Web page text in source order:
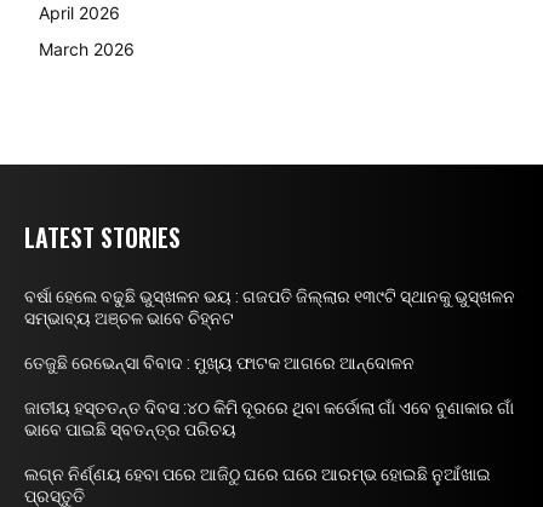
April 2026
March 2026
LATEST STORIES
ବର୍ଷା ହେଲେ ବଢୁଛି ଭୁସ୍ଖଳନ ଭୟ : ଗଜପତି ଜିଲ୍ଲାର ୧୩୯ଟି ସ୍ଥାନକୁ ଭୁସ୍ଖଳନ
ସମ୍ଭାବ୍ୟ ଅଞ୍ଚଳ ଭାବେ ଚିହ୍ନଟ
ତେଜୁଛି ରେଭେନ୍ସା ବିବାଦ : ମୁଖ୍ୟ ଫାଟକ ଆଗରେ ଆନ୍ଦୋଳନ
ଜାତୀୟ ହସ୍ତତନ୍ତ ଦିବସ :୪୦ କିମି ଦୂରରେ ଥିବା କର୍ଡୋଲା ଗାଁ ଏବେ ବୁଣାକାର ଗାଁ
ଭାବେ ପାଇଛି ସ୍ବତନ୍ତ୍ର ପରିଚୟ
ଲଗ୍ନ ନିର୍ଣ୍ଣୟ ହେବା ପରେ ଆଜିଠୁ ଘରେ ଘରେ ଆରମ୍ଭ ହୋଇଛି ନୁଆଁଖାଇ
ପ୍ରସ୍ତୁତି